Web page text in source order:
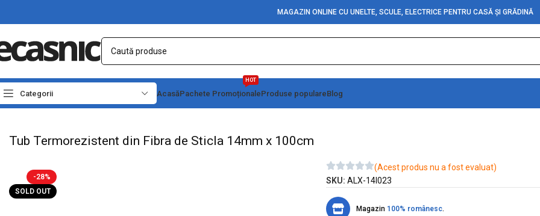
MAGAZIN ONLINE CU UNELTE, SCULE, ELECTRICE PENTRU CASĂ ȘI GRĂDINĂ
Categorii AcasăPachete Promoționale
HOT
Produse populareBlog
Prima pagină Conectica Tub Termo Tub Termorezistent din Fibra de Sticla 14mm x 100cm
Tub Termorezistent din Fibra de Sticla 14mm x 100cm
-28%
SOLD OUT
(Acest produs nu a fost evaluat)
SKU: ALX-14I023
Magazin 100% românesc.